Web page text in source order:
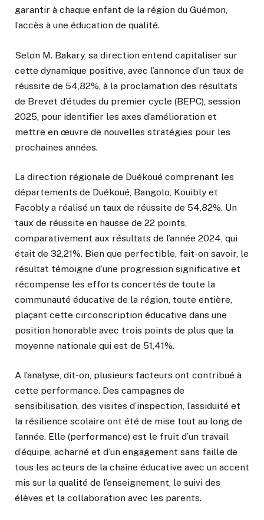
garantir à chaque enfant de la région du Guémon,
l’accès à une éducation de qualité.
Selon M. Bakary, sa direction entend capitaliser sur
cette dynamique positive, avec l’annonce d’un taux de
réussite de 54,82%, à la proclamation des résultats
de Brevet d’études du premier cycle (BEPC), session
2025, pour identifier les axes d’amélioration et
mettre en œuvre de nouvelles stratégies pour les
prochaines années.
La direction régionale de Duékoué comprenant les
départements de Duékoué, Bangolo, Kouibly et
Facobly a réalisé un taux de réussite de 54,82%. Un
taux de réussite en hausse de 22 points,
comparativement aux résultats de l’année 2024, qui
était de 32,21%. Bien que perfectible, fait-on savoir, le
résultat témoigne d’une progression significative et
récompense les efforts concertés de toute la
communauté éducative de la région, toute entière,
plaçant cette circonscription éducative dans une
position honorable avec trois points de plus que la
moyenne nationale qui est de 51,41%.
A l’analyse, dit-on, plusieurs facteurs ont contribué à
cette performance. Des campagnes de
sensibilisation, des visites d’inspection, l’assiduité et
la résilience scolaire ont été de mise tout au long de
l’année. Elle (performance) est le fruit d’un travail
d’équipe, acharné et d’un engagement sans faille de
tous les acteurs de la chaîne éducative avec un accent
mis sur la qualité de l’enseignement, le suivi des
élèves et la collaboration avec les parents.